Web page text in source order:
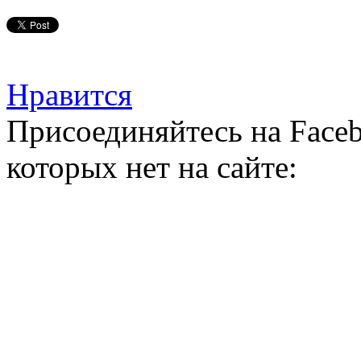
Нравится
Присоединяйтесь на
которых нет на сайте: